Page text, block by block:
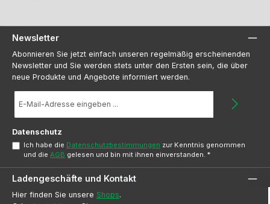
Newsletter
Abonnieren Sie jetzt einfach unseren regelmäßig erscheinenden
Newsletter und Sie werden stets unter den Ersten sein, die über
neue Produkte und Angebote informiert werden.
Mail-
Datenschutz
Ich habe die Datenschutzbestimmungen zur Kenntnis genommen
und dieAGB gelesen und bin mit ihnen einverstanden.*
Ladengeschäfte und Kontakt
Hier finden Sie unsere Shops.